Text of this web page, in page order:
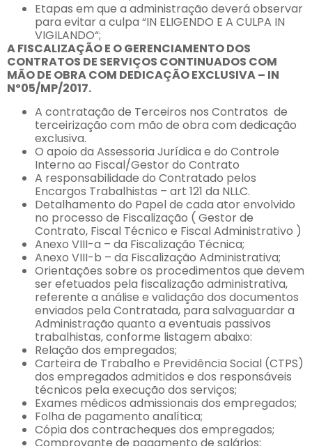
Etapas em que a administração deverá observar
para evitar a culpa “IN ELIGENDO E A CULPA IN
VIGILANDO“;
A FISCALIZAÇÃO E O GERENCIAMENTO DOS
CONTRATOS DE SERVIÇOS CONTINUADOS COM
MÃO DE OBRA COM DEDICAÇÃO EXCLUSIVA – IN
Nº05/MP/2017.
A contratação de Terceiros nos Contratos de
terceirização com mão de obra com dedicação
exclusiva.
O apoio da Assessoria Jurídica e do Controle
Interno ao Fiscal/Gestor do Contrato
A responsabilidade do Contratado pelos
Encargos Trabalhistas – art 121 da NLLC.
Detalhamento do Papel de cada ator envolvido
no processo de Fiscalização ( Gestor de
Contrato, Fiscal Técnico e Fiscal Administrativo )
Anexo VIII-a – da Fiscalização Técnica;
Anexo VIII-b – da Fiscalização Administrativa;
Orientações sobre os procedimentos que devem
ser efetuados pela fiscalização administrativa,
referente a análise e validação dos documentos
enviados pela Contratada, para salvaguardar a
Administração quanto a eventuais passivos
trabalhistas, conforme listagem abaixo:
Relação dos empregados;
Carteira de Trabalho e Previdência Social (CTPS)
dos empregados admitidos e dos responsáveis
técnicos pela execução dos serviços;
Exames médicos admissionais dos empregados;
Folha de pagamento analítica;
Cópia dos contracheques dos empregados;
Comprovante de pagamento de salários;